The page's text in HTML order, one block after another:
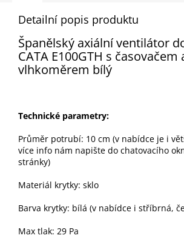
Detailní popis produktu
Španělský axiální ventilátor
CATA E100GTH s časovačem
vlhkoměrem bílý
Technické parametry:
Průměr potrubí: 10 cm (v nabídce je i
více info nám napište do chatovacího
stránky)
Materiál krytky: sklo
Barva krytky: bílá (v nabídce i stříbrná,
Max tlak: 29 Pa